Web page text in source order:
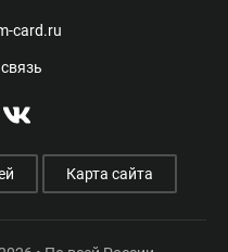
card.ru
Карта сайта